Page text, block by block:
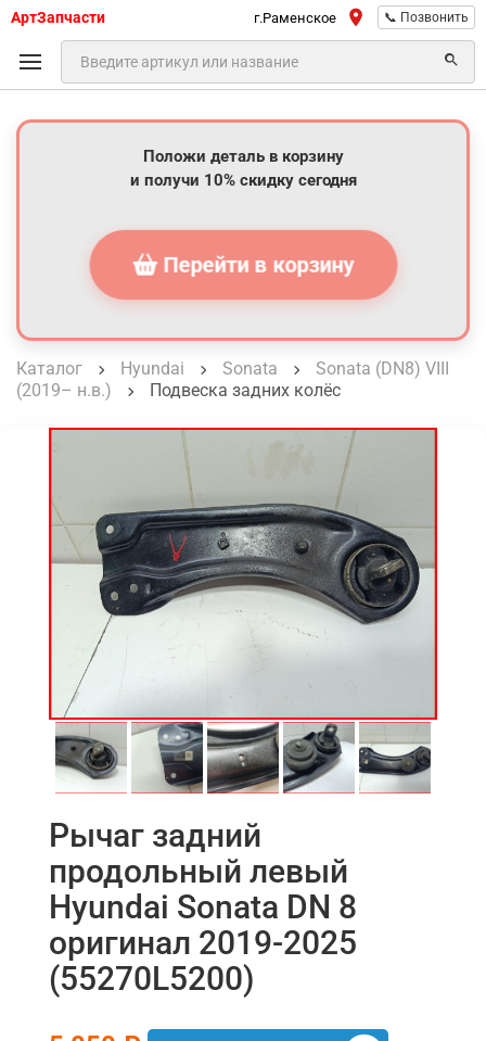
АртЗапчасти г.Раменское 📞 Позвонить
Положи деталь в корзину
и получи 10% скидку сегодня
Перейти в корзину
Каталог Hyundai Sonata
Sonata (DN8) VIII
(2019– н.в.)
Подвеска задних колёс
Рычаг задний
продольный левый
Hyundai Sonata DN 8
оригинал 2019-2025
(55270L5200)